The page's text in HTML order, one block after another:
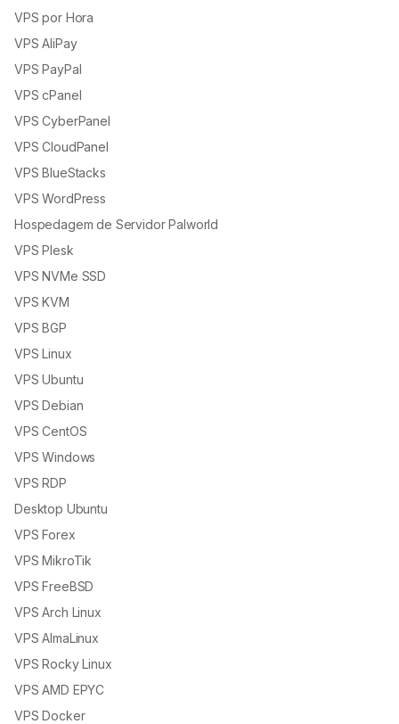
VPS por Hora
VPS AliPay
VPS PayPal
VPS cPanel
VPS CyberPanel
VPS CloudPanel
VPS BlueStacks
VPS WordPress
Hospedagem de Servidor Palworld
VPS Plesk
VPS NVMe SSD
VPS KVM
VPS BGP
VPS Linux
VPS Ubuntu
VPS Debian
VPS CentOS
VPS Windows
VPS RDP
Desktop Ubuntu
VPS Forex
VPS MikroTik
VPS FreeBSD
VPS Arch Linux
VPS AlmaLinux
VPS Rocky Linux
VPS AMD EPYC
VPS Docker